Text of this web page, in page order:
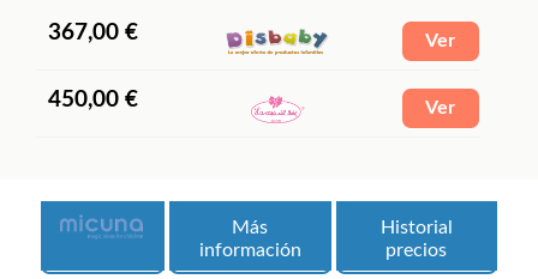
367,00 €
450,00 €
Más
información
Historial
precios